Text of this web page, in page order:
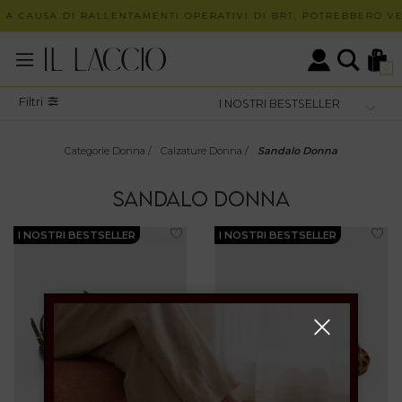
CAUSA DI RALLENTAMENTI OPERATIVI DI BRT, POTREBBERO
0
Filtri
Categorie Donna / Calzature Donna / Sandalo Donna
SANDALO DONNA
I NOSTRI BESTSELLER I NOSTRI BESTSELLER